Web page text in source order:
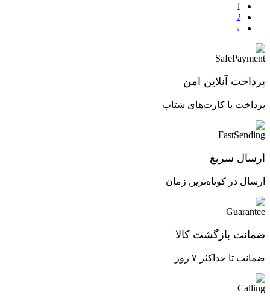
1
2
→
پرداخت آنلاین امن
پرداخت با کارت‌های شتاب
ارسال سریع
ارسال در کوتاه‌ترین زمان
ضمانت بازگشت کالا
ضمانت تا حداکثر ۷ روز